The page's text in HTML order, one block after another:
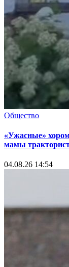
Общество
«Ужасные»
мамы
04.08.26 14:54